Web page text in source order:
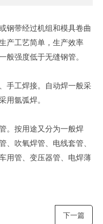
钢带经过机组和模具卷曲
产工艺简单，生产效率
般强度低于无缝钢管。
手工焊接。自动焊一般采
用氩弧焊。
。按用途又分为一般焊
、吹氧焊管、电线套管、
用管、变压器管、电焊薄
下一篇